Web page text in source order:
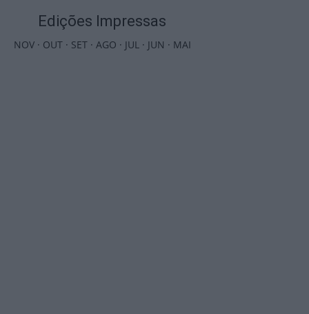
Edições Impressas
NOV· OUT· SET· AGO · JUL· JUN · MAI